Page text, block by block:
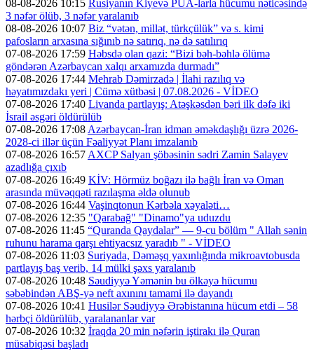
08-08-2026 10:15 Rusiyanın Kiyevə PUA-larla hücumu nəticəsində
3 nəfər ölüb, 3 nəfər yaralanıb
08-08-2026 10:07 Biz “vətən, millət, türkçülük” və s. kimi
pafosların arxasına sığınıb nə satırıq, nə də satılırıq
07-08-2026 17:59 Həbsdə olan qazi: “Bizi bəh-bəhlə ölümə
göndərən Azərbaycan xalqı arxamızda durmadı”
07-08-2026 17:44 Mehrab Dəmirzadə | İlahi razılıq və
həyatımızdakı yeri | Cümə xütbəsi | 07.08.2026 - VİDEO
07-08-2026 17:40 Livanda partlayış: Atəşkəsdən bəri ilk dəfə iki
İsrail əsgəri öldürülüb
07-08-2026 17:08Azərbaycan-İran idman əməkdaşlığı üzrə 2026-
2028-ci illər üçün Fəaliyyət Planı imzalanıb
07-08-2026 16:57AXCP Salyan şöbəsinin sədri Zamin Salayev
azadlığa çıxıb
07-08-2026 16:49 KİV: Hörmüz boğazı ilə bağlı İran və Oman
arasında müvəqqəti razılaşma əldə olunub
07-08-2026 16:44 Vaşinqtonun Kərbəla xəyaləti…
07-08-2026 12:35 "Qarabağ" "Dinamo"ya uduzdu
07-08-2026 11:45 “Quranda Qaydalar” — 9-cu bölüm " Allah sənin
ruhunu harama qarşı ehtiyacsız yaradıb " - VİDEO
07-08-2026 11:03 Suriyada, Dəməşq yaxınlığında mikroavtobusda
partlayış baş verib, 14 mülki şəxs yaralanıb
07-08-2026 10:48 Səudiyyə Yəmənin bu ölkəyə hücumu
səbəbindən ABŞ-yə neft axınını tamami ilə dayandı
07-08-2026 10:41 Husilər Səudiyyə Ərəbistanına hücum etdi – 58
hərbçi öldürülüb, yaralananlar var
07-08-2026 10:32 İraqda 20 min nəfərin iştirakı ilə Quran
müsabiqəsi başladı